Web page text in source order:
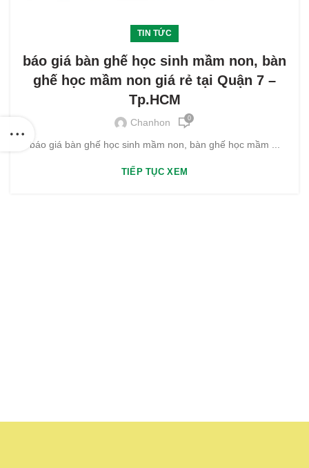
TIN TỨC
báo giá bàn ghế học sinh mầm non, bàn
ghế học mầm non giá rẻ tại Quận 7 –
Tp.HCM
Chanhon 0
báo giá bàn ghế học sinh mầm non, bàn ghế học mầm ...
TIẾP TỤC XEM